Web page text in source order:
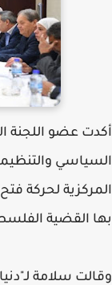
أكدت عضو اللجنة
السياسي
المركزية لحركة
بها القضية
وقالت سلامة